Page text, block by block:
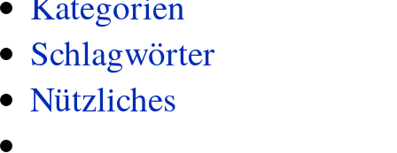
Schlagwörter
Nützliches